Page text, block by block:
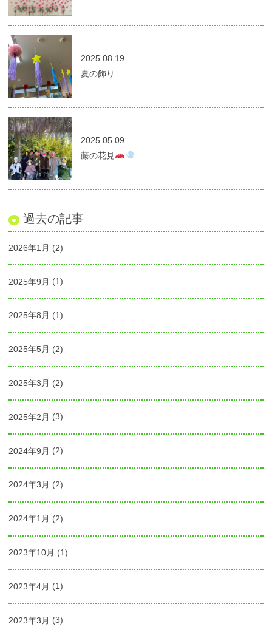
2025.08.19
夏の飾り
2025.05.09
藤の花見
過去の記事
2026年1月 (2)
2025年9月 (1)
2025年8月 (1)
2025年5月 (2)
2025年3月 (2)
2025年2月 (3)
2024年9月 (2)
2024年3月 (2)
2024年1月 (2)
2023年10月 (1)
2023年4月 (1)
2023年3月 (3)